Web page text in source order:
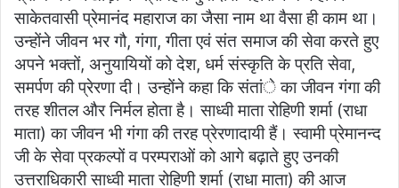
साकेतवासी प्रेमानंद महाराज का जैसा नाम था वैसा ही काम था।
उन्होंने जीवन भर गौ, गंगा, गीता एवं संत समाज की सेवा करते हुए
अपने भक्तों, अनुयायियों को देश, धर्म संस्कृति के प्रति सेवा,
समर्पण की प्रेरणा दी। उन्होंने कहा कि संतांे का जीवन गंगा की
तरह शीतल और निर्मल होता है। साध्वी माता रोहिणी शर्मा (राधा
माता) का जीवन भी गंगा की तरह प्रेरणादायी हैं। स्वामी प्रेमानन्द
जी के सेवा प्रकल्पों व परम्पराओं को आगे बढ़ाते हुए उनकी
उत्तराधिकारी साध्वी माता रोहिणी शर्मा (राधा माता) की आज